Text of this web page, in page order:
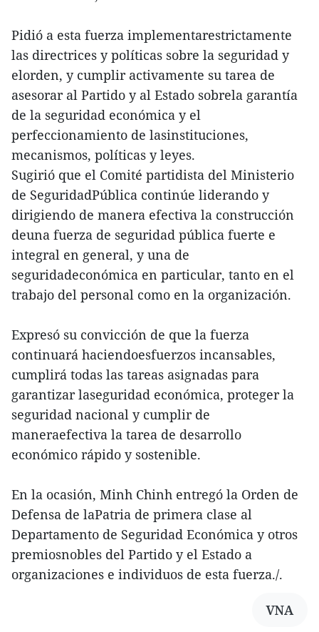
Pidió a esta fuerza implementarestrictamente
las directrices y políticas sobre la seguridad y
elorden, y cumplir activamente su tarea de
asesorar al Partido y al Estado sobrela garantía
de la seguridad económica y el
perfeccionamiento de lasinstituciones,
mecanismos, políticas y leyes.
Sugirió que el Comité partidista del Ministerio
de SeguridadPública continúe liderando y
dirigiendo de manera efectiva la construcción
deuna fuerza de seguridad pública fuerte e
integral en general, y una de
seguridadeconómica en particular, tanto en el
trabajo del personal como en la organización.
Expresó su convicción de que la fuerza
continuará haciendoesfuerzos incansables,
cumplirá todas las tareas asignadas para
garantizar laseguridad económica, proteger la
seguridad nacional y cumplir de
maneraefectiva la tarea de desarrollo
económico rápido y sostenible.
En la ocasión, Minh Chinh entregó la Orden de
Defensa de laPatria de primera clase al
Departamento de Seguridad Económica y otros
premiosnobles del Partido y el Estado a
organizaciones e individuos de esta fuerza./.
VNA